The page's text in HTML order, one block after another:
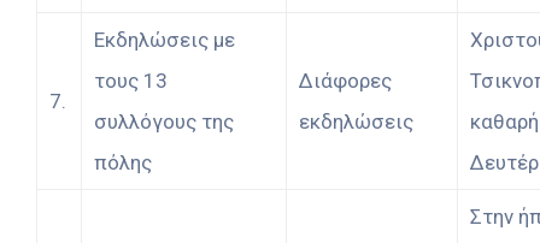
7.
Εκδηλώσεις με
τους 13
συλλόγους της
πόλης
Διάφορες
εκδηλώσεις
καθαρή
Στην